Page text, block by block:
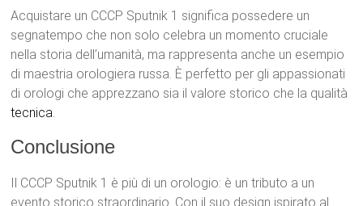
Acquistare un CCCP Sputnik 1 significa possedere un
segnatempo che non solo celebra un momento cruciale
nella storia dell’umanità, ma rappresenta anche un esempio
di maestria orologiera russa. È perfetto per gli appassionati
di orologi che apprezzano sia il valore storico che la qualità
tecnica.
Conclusione
Il CCCP Sputnik 1 è più di un orologio: è un tributo a un
evento storico straordinario. Con il suo design ispirato al